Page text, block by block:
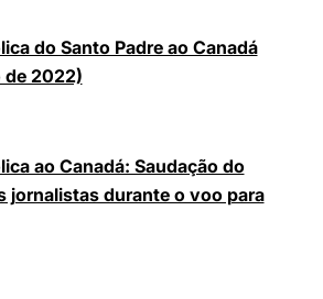
العربيّة
do Santo Padre ao Canadá
2022)
ao Canadá: Saudação do
jornalistas durante o voo para